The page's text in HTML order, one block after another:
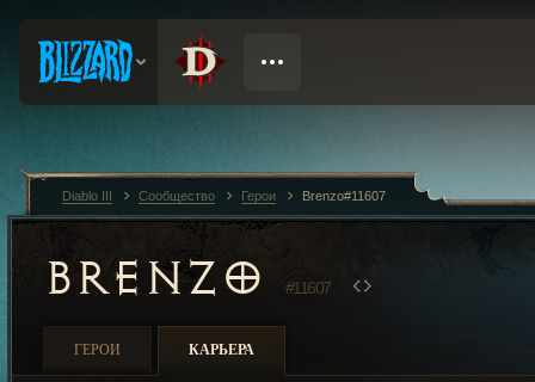
BRENZO #11607
ГЕРОИ КАРЬЕРА
Diablo III Сообщество Герои Brenzo#11607